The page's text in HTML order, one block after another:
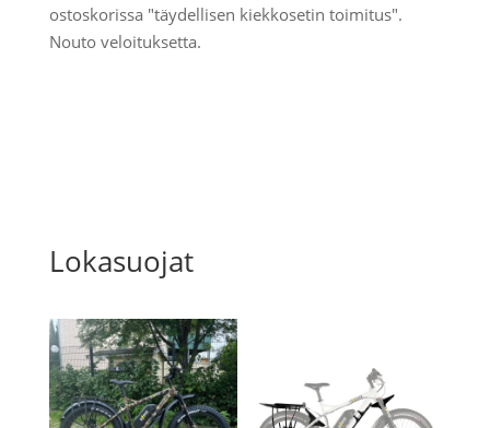
ostoskorissa "täydellisen kiekkosetin toimitus".
Nouto veloituksetta.
Lokasuojat